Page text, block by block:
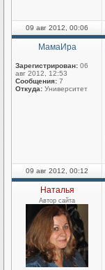
09 авг 2012, 00:06
МамаИра
Зарегистрирован: 06
авг 2012, 12:53
Сообщения: 7
Откуда: Университет
09 авг 2012, 00:12
Наталья
Автор сайта